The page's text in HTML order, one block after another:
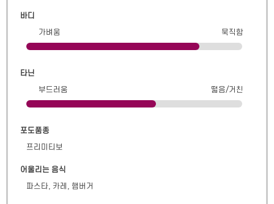
바디
가벼움
묵직함
타닌
부드러움
떫음/거친
포도품종
프리미티보
어울리는 음식
파스타, 카레, 햄버거